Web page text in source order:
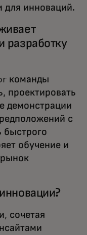
для инноваций.
разработку
команды
проектировать
демонстрации
с
быстрого
обучение и
сочетая